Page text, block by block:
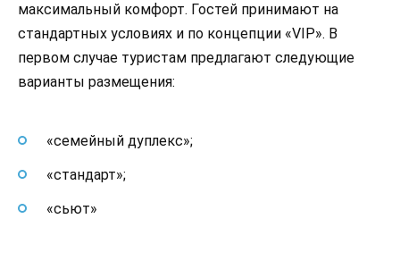
максимальный комфорт. Гостей принимают на
стандартных условиях и по концепции «VIP». В
первом случае туристам предлагают следующие
варианты размещения:
«семейный дуплекс»;
«стандарт»;
«сьют»